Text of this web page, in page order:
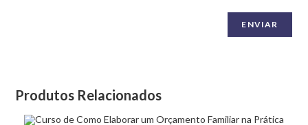
Produtos Relacionados